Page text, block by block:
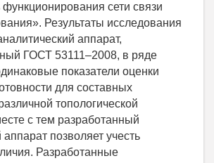
функционирования сети связи
Результаты исследования
аппарат,
ГОСТ 53111–2008, в ряде
показатели оценки
для составных
топологической
с тем разработанный
позволяет учесть
Разработанные